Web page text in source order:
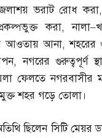
জলাশয় ভরাট রোধ করা
করা,নালা–
আওতায় আনা,শহরের
,নগরের গুরুত্বপূর্ণ
ফেলতে নগরবাসীর
শহর গড়ে তোলা।
ছিলেন সিটি মেয়র